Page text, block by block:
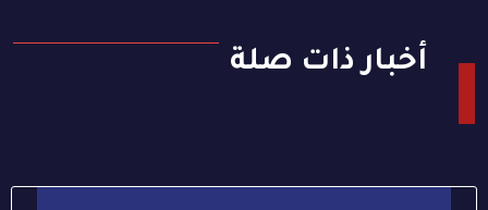
أخبار ذات صلة